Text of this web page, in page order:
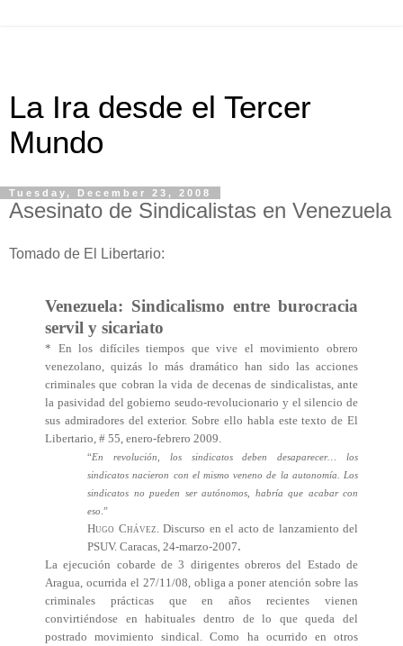
La Ira desde el Tercer
Mundo
Tuesday, December 23, 2008
Asesinato de Sindicalistas en Venezuela
Tomado de El Libertario:
Venezuela: Sindicalismo entre burocracia
servil y sicariato
* En los difíciles tiempos que vive el movimiento obrero
venezolano, quizás lo más dramático han sido las acciones
criminales que cobran la vida de decenas de sindicalistas, ante
la pasividad del gobierno seudo-revolucionario y el silencio de
sus admiradores del exterior. Sobre ello habla este texto de El
Libertario, # 55, enero-febrero 2009.
“En revolución, los sindicatos deben desaparecer… los
sindicatos nacieron con el mismo veneno de la autonomía. Los
sindicatos no pueden ser autónomos, habría que acabar con
eso .”
Hugo Chávez . Discurso en el acto de lanzamiento del
PSUV. Caracas, 24-marzo-2007.
La ejecución cobarde de 3 dirigentes obreros del Estado de
Aragua, ocurrida el 27/11/08, obliga a poner atención sobre las
criminales prácticas que en años recientes vienen
convirtiéndose en habituales dentro de lo que queda del
postrado movimiento sindical. Como ha ocurrido en otros